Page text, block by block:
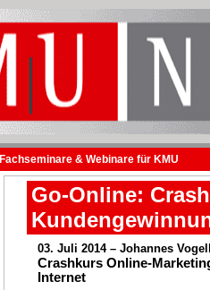
Fachseminare & Webinare für KMU
Go-Online:
03. Juli 2014 – Johannes
Crashkurs Online-
Internet